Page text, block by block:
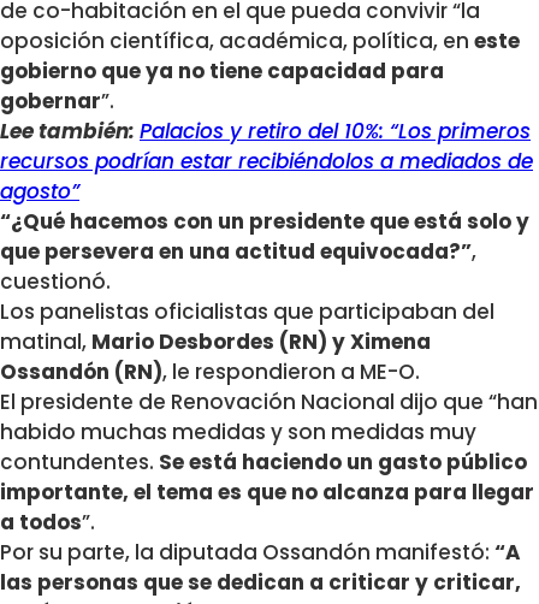
de co-habitación en el que pueda convivir “la
oposición científica, académica, política, en este
gobierno que ya no tiene capacidad para
gobernar”.
Lee también: Palacios y retiro del 10%: “Los primeros
recursos podrían estar recibiéndolos a mediados de
agosto”
“¿Qué hacemos con un presidente que está solo y
que persevera en una actitud equivocada?”,
cuestionó.
Los panelistas oficialistas que participaban del
matinal, Mario Desbordes (RN) y Ximena
Ossandón (RN), le respondieron a ME-O.
El presidente de Renovación Nacional dijo que “han
habido muchas medidas y son medidas muy
contundentes. Se está haciendo un gasto público
importante, el tema es que no alcanza para llegar
a todos”.
Por su parte, la diputada Ossandón manifestó: “A
las personas que se dedican a criticar y criticar,